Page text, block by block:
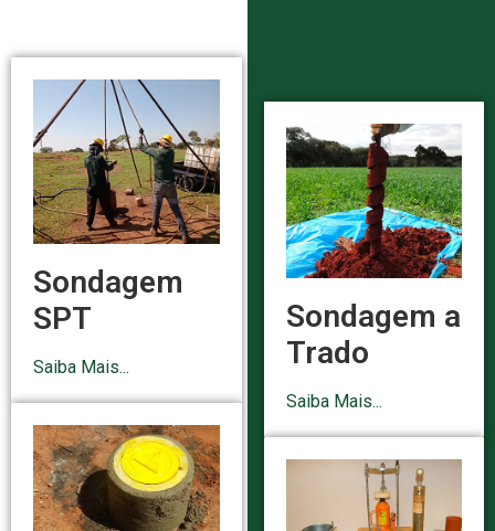
Sondagem
SPT
Saiba Mais...
Sondagem a
Trado
Saiba Mais...